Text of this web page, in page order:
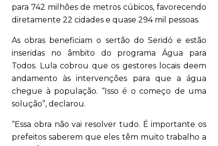
para 742 milhões de metros cúbicos, favorecendo
diretamente 22 cidades e quase 294 mil pessoas.
As obras beneficiam o sertão do Seridó e estão
inseridas no âmbito do programa Água para
Todos. Lula cobrou que os gestores locais deem
andamento às intervenções para que a água
chegue à população. “Isso é o começo de uma
solução”, declarou.
“Essa obra não vai resolver tudo. É importante os
prefeitos saberem que eles têm muito trabalho a